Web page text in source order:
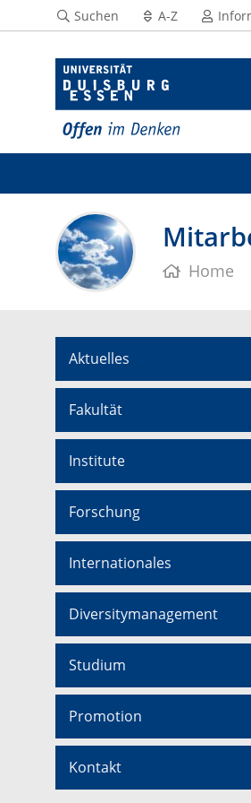
Suchen A-Z
Home
Aktuelles
Fakultät
Institute
Forschung
Internationales
Diversitymanagement
Studium
Promotion
Kontakt